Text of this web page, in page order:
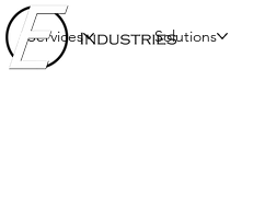
Services Solutions